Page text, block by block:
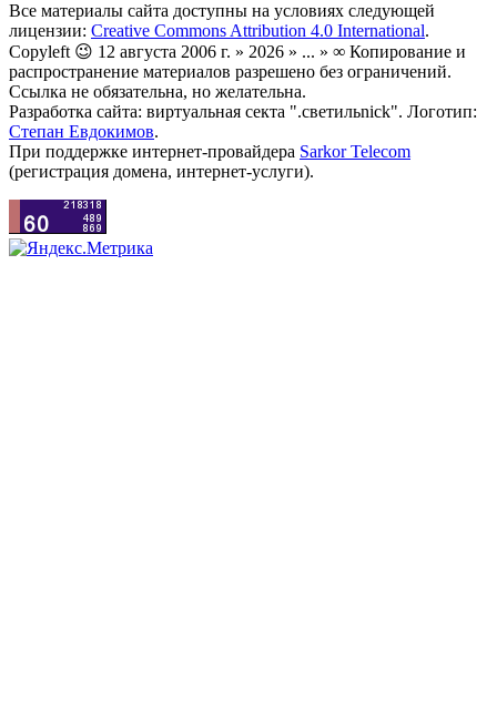
Все материалы сайта доступны на условиях следующей
лицензии: Creative Commons Attribution 4.0 International.
Copyleft 😉 12 августа 2006 г. » 2026 » ... » ∞ Копирование и
распространение материалов разрешено без ограничений.
Ссылка не обязательна, но желательна.
Разработка сайта: виртуальная секта ".светильnick". Логотип:
Степан Евдокимов.
При поддержке интернет-провайдера Sarkor Telecom
(регистрация домена, интернет-услуги).